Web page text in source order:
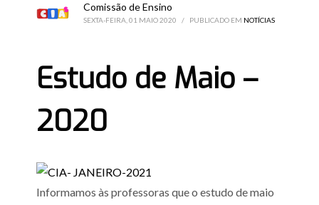
Comissão de Ensino
SEXTA-FEIRA, 01 MAIO 2020 / PUBLICADO EM NOTÍCIAS
Estudo de Maio –
2020
Informamos às professoras que o estudo de maio